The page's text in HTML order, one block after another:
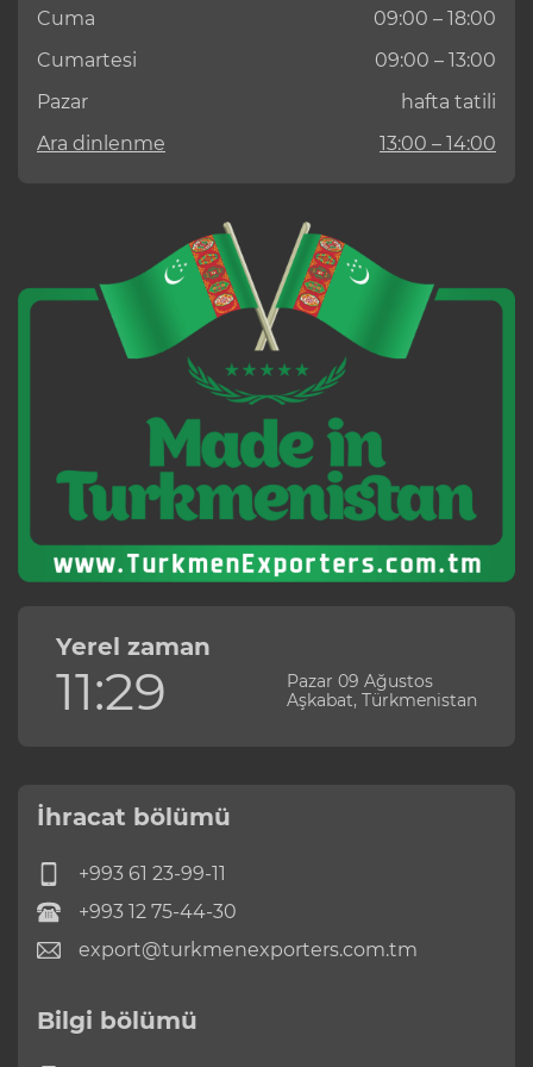
Cuma
09:00 – 18:00
Cumartesi
09:00 – 13:00
Pazar
hafta tatili
Ara dinlenme
13:00 – 14:00
Yerel zaman
11:29
Pazar 09 Ağustos
Aşkabat, Türkmenistan
İhracat bölümü
+993 61 23-99-11
+993 12 75-44-30
export@turkmenexporters.com.tm
Bilgi bölümü